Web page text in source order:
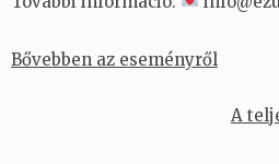
Bővebben az eseményről
A